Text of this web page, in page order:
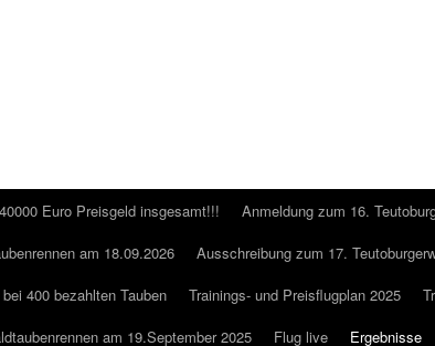
Euro Preisgeld insgesamt!!!
Anmeldung zum 16.
am 18.09.2026
Ausschreibung zum 17.
400 bezahlten Tauben Trainings- und Preisflugplan 2025
am 19.September 2025
Flug live Ergebnisse